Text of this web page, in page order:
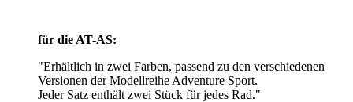
für die AT-AS:
"Erhältlich in zwei Farben, passend zu den verschiedenen
Versionen der Modellreihe Adventure Sport.
Jeder Satz enthält zwei Stück für jedes Rad."